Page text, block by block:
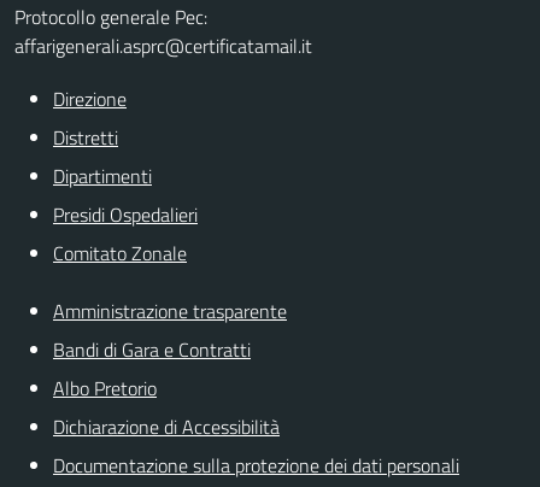
Protocollo generale Pec:
affarigenerali.asprc@certificatamail.it
Direzione
Distretti
Dipartimenti
Presidi Ospedalieri
Comitato Zonale
Amministrazione trasparente
Bandi di Gara e Contratti
Albo Pretorio
Dichiarazione di Accessibilità
Documentazione sulla protezione dei dati personali